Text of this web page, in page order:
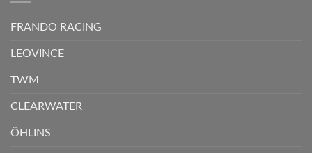
FRANDO RACING
LEOVINCE
TWM
CLEARWATER
ÖHLINS